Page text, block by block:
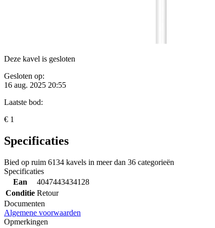
Deze kavel is gesloten
Gesloten op:
16 aug. 2025 20:55
Laatste bod:
€ 1
Specificaties
Bied op ruim 6134 kavels in meer dan 36 categorieën
Specificaties
Ean
4047443434128
Conditie Retour
Documenten
Algemene voorwaarden
Opmerkingen